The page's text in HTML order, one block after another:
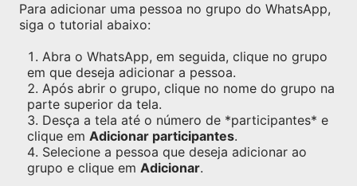
Para adicionar uma pessoa no grupo do WhatsApp,
siga o tutorial abaixo:
Abra o WhatsApp, em seguida, clique no grupo
em que deseja adicionar a pessoa.
Após abrir o grupo, clique no nome do grupo na
parte superior da tela.
Desça a tela até o número de *participantes* e
clique em Adicionar participantes.
Selecione a pessoa que deseja adicionar ao
grupo e clique em Adicionar.